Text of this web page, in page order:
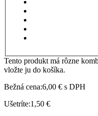
Tento produkt má rôzne
vložte ju do košíka.
Bežná cena:6,00 € s DPH
Ušetríte:1,50 €